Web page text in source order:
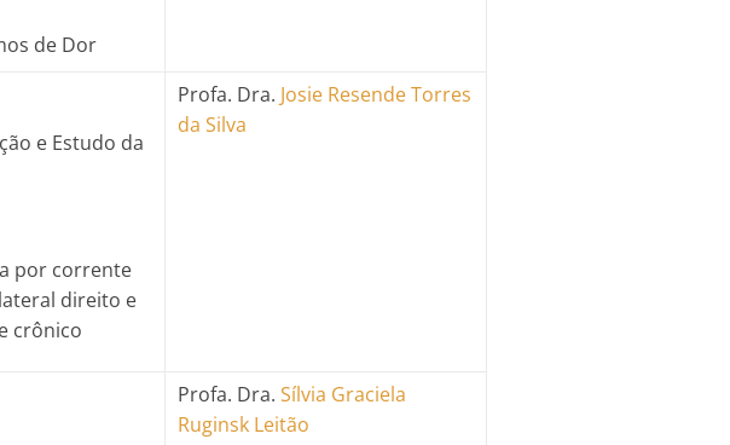
de Dor
e Estudo da
por corrente
direito e
crônico
Profa. Dra. Josie Resende Torres
da Silva
Profa. Dra.Sílvia Graciela
Ruginsk Leitão